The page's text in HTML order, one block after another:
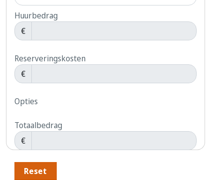
Huurbedrag
€
Reserveringskosten
€
Opties
Totaalbedrag
€
Reset